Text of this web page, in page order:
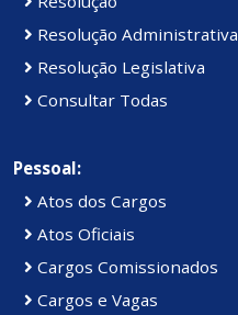
Resolução Administrativa
Resolução Legislativa
Consultar Todas
Pessoal:
Atos dos Cargos
Atos Oficiais
Cargos Comissionados
Cargos e Vagas